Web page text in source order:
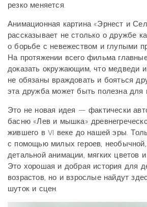
резко меняется.
Анимационная картина «Эрнест и
рассказывает не столько о дружбе
о борьбе с невежеством и глупыми
На протяжении всего фильма
доказать окружающим, что медведи
не обязаны враждовать и бояться
эта дружба может быть полезна для
Это не новая идея — фактически
басню «Лев и мышка»
жившего в VI веке до нашей эры.
с помощью милых героев,
детальной анимации, мягких цветов
Это хорошая и добрая история для
возрастов, но и взрослые найдут
шуток и сцен.